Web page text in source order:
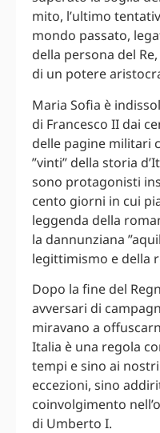
mito, l’ultimo
mondo passato,
della persona del
di un potere
Maria Sofia è
di Francesco II dai
delle pagine militari
”vinti” della storia
sono protagonisti
cento giorni in cui
leggenda della
la dannunziana
legittimismo e della
Dopo la fine del
avversari di
miravano a
Italia è una regola
tempi e sino ai
eccezioni, sino
coinvolgimento
di Umberto I.